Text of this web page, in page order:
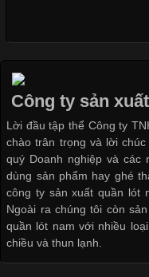
Khám Phá Áo Phông
Cập
Áo phông là một trong
đời sống hiện đại nhờ
Không chỉ xuất hiện trong
được ứng dụng rộng rãi
biệt là các sản phẩm từ vải
Công ty sản
Lời đầu tập thể Công ty
chào trân trọng và lời
quý Doanh nghiệp và
dùng sản phẩm hay ghé
công ty sản xuất quần lót
Ngoài ra chúng tôi còn
quần lót nam với nhiều
chiều và thun lạnh.